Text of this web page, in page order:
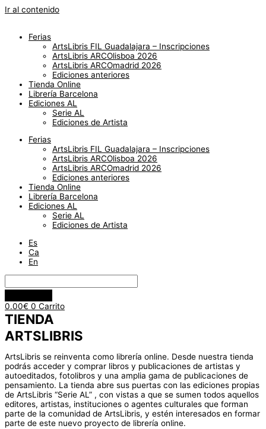
Ir al contenido
Ferias
ArtsLibris FIL Guadalajara – Inscripciones
ArtsLibris ARCOlisboa 2026
ArtsLibris ARCOmadrid 2026
Ediciones anteriores
Tienda Online
Librería Barcelona
Ediciones AL
Serie AL
Ediciones de Artista
Ferias
ArtsLibris FIL Guadalajara – Inscripciones
ArtsLibris ARCOlisboa 2026
ArtsLibris ARCOmadrid 2026
Ediciones anteriores
Tienda Online
Librería Barcelona
Ediciones AL
Serie AL
Ediciones de Artista
Es
Ca
En
0.00€ 0 Carrito
TIENDA
ARTSLIBRIS
ArtsLibris se reinventa como librería online. Desde nuestra tienda
podrás acceder y comprar libros y publicaciones de artistas y
autoeditados, fotolibros y una amplia gama de publicaciones de
pensamiento. La tienda abre sus puertas con las ediciones propias
de ArtsLibris “Serie AL” , con vistas a que se sumen todos aquellos
editores, artistas, instituciones o agentes culturales que forman
parte de la comunidad de ArtsLibris, y estén interesados en formar
parte de este nuevo proyecto de librería online.